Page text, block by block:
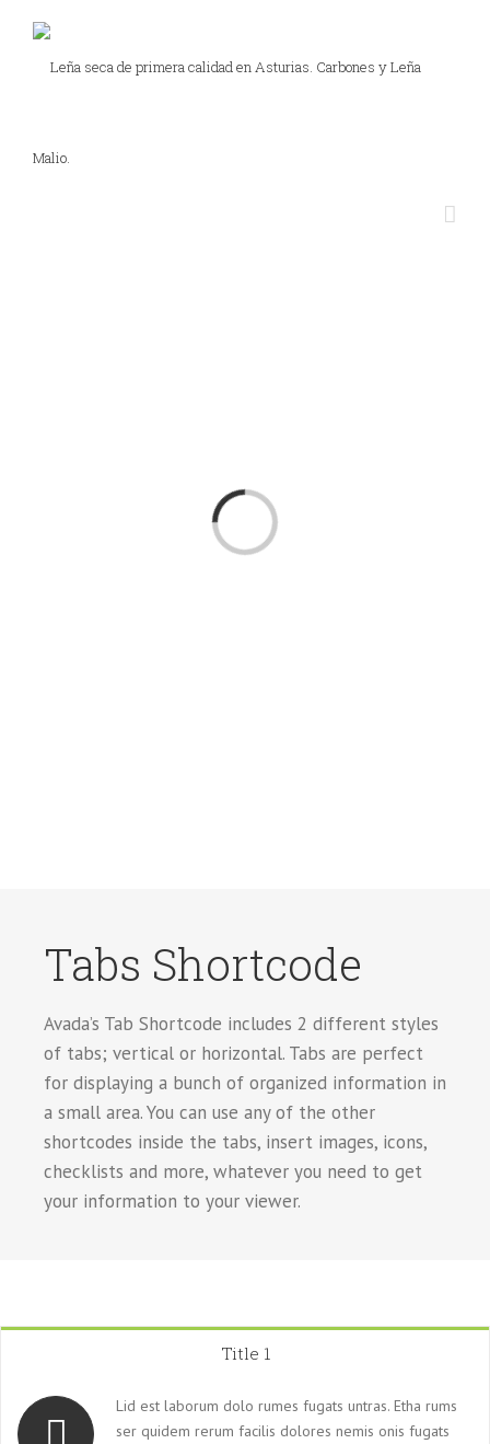
Loading...
Tabs Shortcode
Avada’s Tab Shortcode includes 2 different styles
of tabs; vertical or horizontal. Tabs are perfect
for displaying a bunch of organized information in
a small area. You can use any of the other
shortcodes inside the tabs, insert images, icons,
checklists and more, whatever you need to get
your information to your viewer.
Title 1
Lid est laborum dolo rumes fugats untras. Etha rums
ser quidem rerum facilis dolores nemis onis fugats